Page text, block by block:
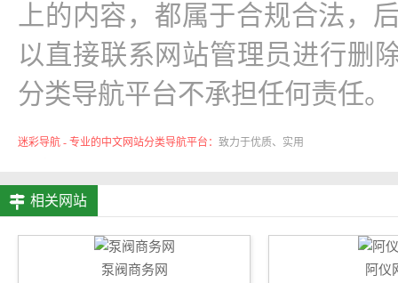
上的内容，都属于合规合法，
以直接联系网站管理员进行删
分类导航平台不承担任何责任。
迷彩导航 - 专业的中文网站分类导航平台： 致力于优质、实用
相关网站
泵阀商务网 阿仪